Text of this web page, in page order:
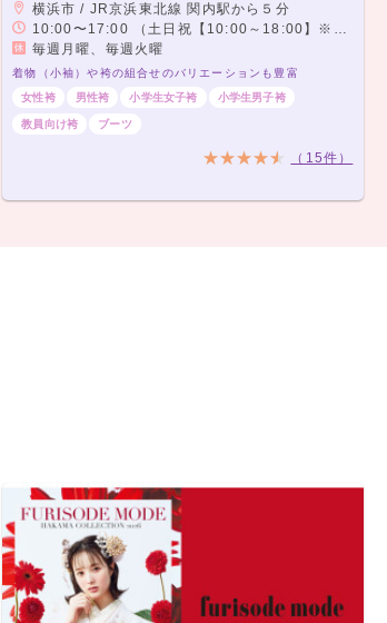
横浜市 / JR京浜東北線 関内駅から５分
10:00〜17:00 （土日祝【10:00～18:00】※9月～12月のみ土日祝は9:00～18:00まで営業）
毎週月曜、毎週火曜
着物（小袖）や袴の組合せのバリエーションも豊富
女性袴
男性袴 小学生女子袴 小学生男子袴
教員向け袴 ブーツ
（15件）